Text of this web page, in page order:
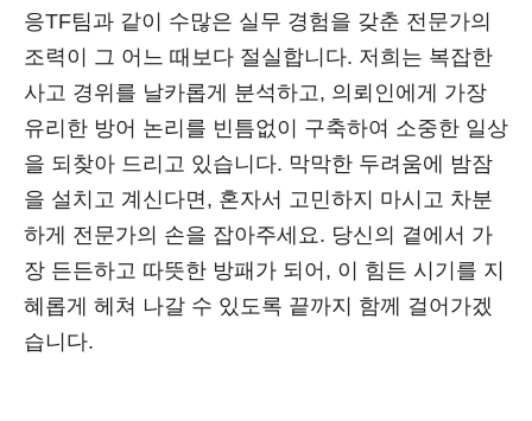
응TF팀과 같이 수많은 실무 경험을 갖춘 전문가의
조력이 그 어느 때보다 절실합니다. 저희는 복잡한
사고 경위를 날카롭게 분석하고, 의뢰인에게 가장
유리한 방어 논리를 빈틈없이 구축하여 소중한 일상
을 되찾아 드리고 있습니다. 막막한 두려움에 밤잠
을 설치고 계신다면, 혼자서 고민하지 마시고 차분
하게 전문가의 손을 잡아주세요. 당신의 곁에서 가
장 든든하고 따뜻한 방패가 되어, 이 힘든 시기를 지
혜롭게 헤쳐 나갈 수 있도록 끝까지 함께 걸어가겠
습니다.